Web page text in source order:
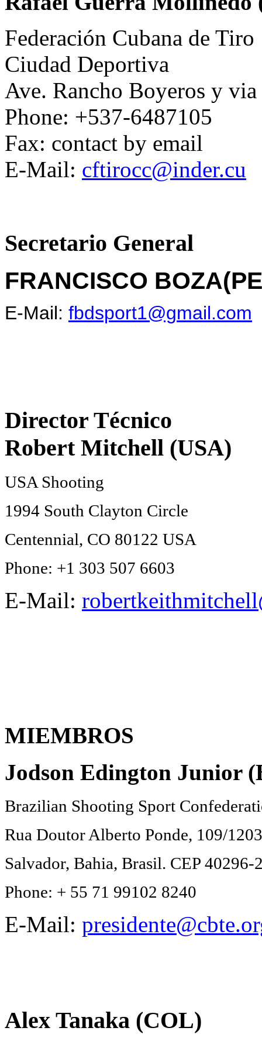
Federación Cubana de Tiro
Ciudad Deportiva
Ave. Rancho Boyeros y
Phone: +537-6487105
Fax: contact by email
E-Mail: cftirocc@inder.cu
Secretario General
FRANCISCO
E-Mail: fbdsport1@gmail.com
Director Técnico
Robert Mitchell (USA)
USA Shooting
1994 South Clayton Circle
Centennial, CO 80122 USA
Phone: +1 303 507 6603
E-Mail:
MIEMBROS
Jodson Edington Junior
Brazilian Shooting Sport
Rua Doutor Alberto Ponde, 109/
Salvador, Bahia, Brasil. CEP 40296-
Phone: + 55 71 99102 8240
E-Mail:
Alex Tanaka (COL)